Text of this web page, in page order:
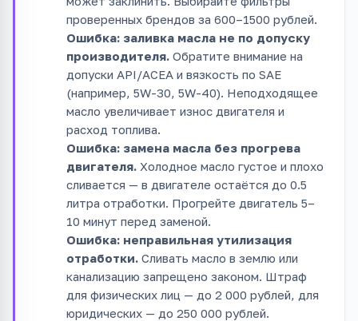
проверенных брендов за 600–1500 рублей.
Ошибка: заливка масла не по допуску
производителя. Обратите внимание на
допуски API/ACEA и вязкость по SAE
(например, 5W-30, 5W-40). Неподходящее
масло увеличивает износ двигателя и
расход топлива.
Ошибка: замена масла без прогрева
двигателя. Холодное масло густое и плохо
сливается — в двигателе остаётся до 0.5
литра отработки. Прогрейте двигатель 5–
10 минут перед заменой.
Ошибка: неправильная утилизация
отработки. Сливать масло в землю или
канализацию запрещено законом. Штраф
для физических лиц — до 2 000 рублей, для
юридических — до 250 000 рублей.